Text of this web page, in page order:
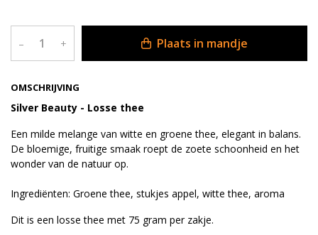
OMSCHRIJVING
Silver Beauty - Losse thee
Een milde melange van witte en groene thee, elegant in balans.
De bloemige, fruitige smaak roept de zoete schoonheid en het
wonder van de natuur op.
Ingrediënten: Groene thee, stukjes appel, witte thee, aroma
Dit is een losse thee met 75 gram per zakje.
– + Plaats in mandje